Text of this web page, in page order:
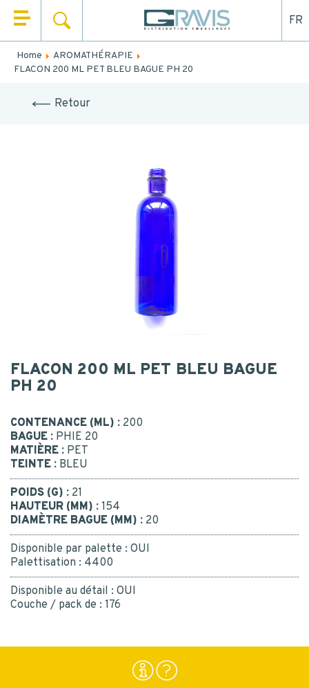
HOME
WHO ARE WE
OUR SERVICES
NEWS
CONTACT
CONTACT
FR
Home
AROMATHÉRAPIE
FLACON 200 ML PET BLEU BAGUE PH 20
Retour
FLACON 200 ML PET BLEU BAGUE
PH 20
CONTENANCE (ML) : 200
BAGUE : PHIE 20
MATIÈRE : PET
TEINTE : BLEU
POIDS (G) : 21
HAUTEUR (MM) : 154
DIAMÈTRE BAGUE (MM) : 20
Disponible par palette : OUI
Palettisation : 4400
Disponible au détail : OUI
Couche / pack de : 176
Fill out the form below to be recalled or contacted by
mail.
NAME
MESSAGE
I consent to the collection, processing, use of my
personal data.*
Yes
*
SUBMIT